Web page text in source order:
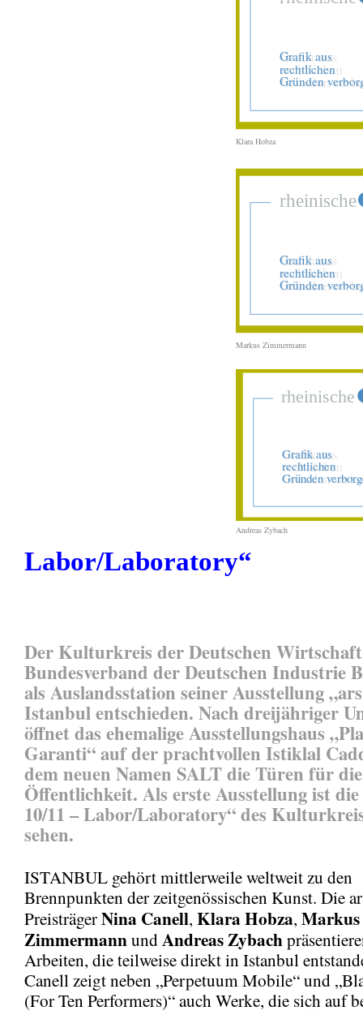
Klara Hobza
Markus Zimmermann
Andreas Zybach
Labor/Laboratory“
Der Kulturkreis der Deutschen
Bundesverband der Deutschen Industrie
als Auslandsstation seiner Ausstellung
Istanbul entschieden. Nach dreijähriger
öffnet das ehemalige Ausstellungshaus
Garanti“ auf der prachtvollen Istiklal
dem neuen Namen SALT die Türen für die
Öffentlichkeit. Als erste Ausstellung ist die
10/11 – Labor/Laboratory“ des
sehen.
ISTANBUL gehört mittlerweile weltweit zu den
Brennpunkten der zeitgenössischen Kunst. Die
PreisträgerNina Canell, Klara Hobza, Markus
ZimmermannundAndreas Zybach
Arbeiten, die teilweise direkt in Istanbul
Canell zeigt neben „Perpetuum Mobile“ und
(For Ten Performers)“ auch Werke, die sich auf